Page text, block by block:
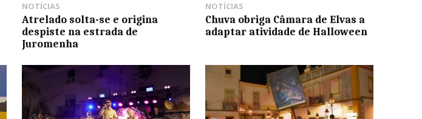
NOTÍCIAS
Atrelado solta-se e origina
despiste na estrada de
Juromenha
NOTÍCIAS
Chuva obriga Câmara de Elvas a
adaptar atividade de Halloween